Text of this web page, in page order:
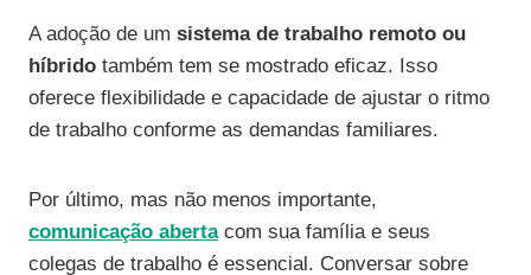
A adoção de um sistema de trabalho remoto ou
híbrido também tem se mostrado eficaz. Isso
oferece flexibilidade e capacidade de ajustar o ritmo
de trabalho conforme as demandas familiares.
Por último, mas não menos importante,
comunicação abertacom sua família e seus
colegas de trabalho é essencial. Conversar sobre